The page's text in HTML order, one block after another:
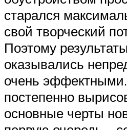
старался
свой творческий
Поэтому
оказывались
очень
постепенно
основные черты